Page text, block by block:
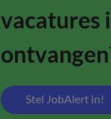
vacatures
Stel JobAlert in!